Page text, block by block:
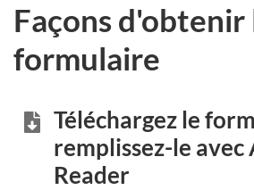
Façons d'obtenir
formulaire
Téléchargez le
remplissez-le avec
Reader